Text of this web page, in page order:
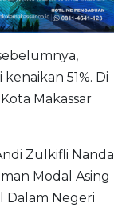
51%. Di
Makassar
Zulkifli Nanda
Modal Asing
Dalam Negeri